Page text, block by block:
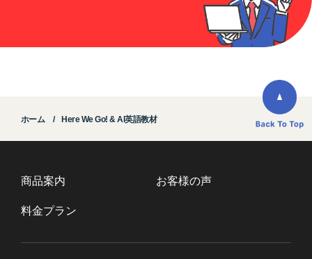
ホーム Here We Go! & AI英語教材
商品案内 お客様の声
料金プラン